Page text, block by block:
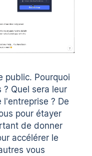
public. Pourquoi
Quel sera leur
? De
pour étayer
de donner
accélérer le
vous